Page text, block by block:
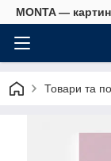
MONTA —
Товари та